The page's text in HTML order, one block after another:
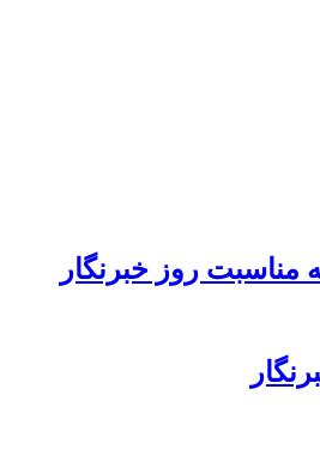
روز خبرنگار